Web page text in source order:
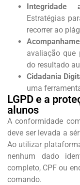
Integridade
Estratégias
recorrer ao
avaliação que
do resultado
Cidadania
uma
LGPD e a
alunos
A conformidade
deve ser levada a
Ao utilizar
nenhum dado
completo, CPF ou
comando.